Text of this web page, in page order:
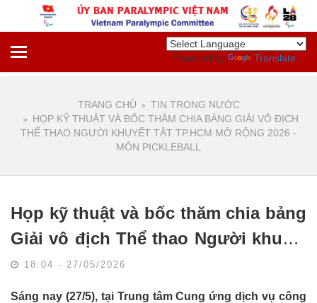
Powered by Translate
TRANG CHỦ
TIN TRONG NƯỚC
HỌP KỸ THUẬT VÀ BỐC THĂM CHIA BẢNG GIẢI VÔ ĐỊCH
THỂ THAO NGƯỜI KHUYẾT TẬT TP.HCM MỞ RỘNG 2026 -
MÔN PICKLEBALL
Họp kỹ thuật và bốc thăm chia bảng
Giải vô địch Thể thao Người khuyết
tật TP.HCM mở rộng 2026 - môn
Pickleball
18:04 - 27/05/2026
Sáng nay (27/5), tại Trung tâm Cung ứng dịch vụ công